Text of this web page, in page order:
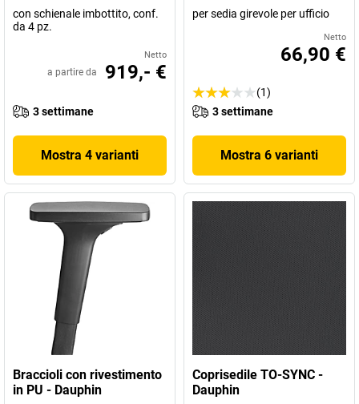
con schienale imbottito, conf.
da 4 pz.
Netto
a partire da 919,- €
3 settimane
Mostra 4 varianti
per sedia girevole per ufficio
Netto
66,90 €
(1)
3 settimane
Mostra 6 varianti
Braccioli con rivestimento
in PU - Dauphin
Coprisedile TO-SYNC -
Dauphin